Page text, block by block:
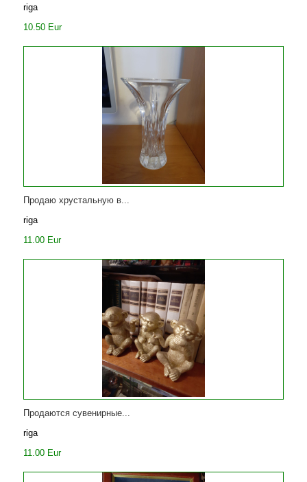
riga
10.50 Eur
Продаю хрустальную в...
riga
11.00 Eur
Продаются сувенирные...
riga
11.00 Eur